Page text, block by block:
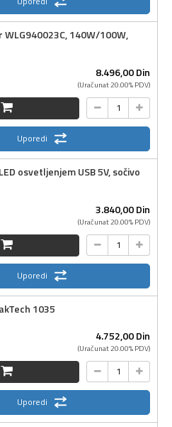
140W/100W,
8.496,00Din
(Uračunat 20.00% PDV)
Uporedi
osvetljenjem USB 5V, sočivo
3.840,00Din
(Uračunat 20.00% PDV)
Uporedi
1035
4.752,00Din
(Uračunat 20.00% PDV)
Uporedi